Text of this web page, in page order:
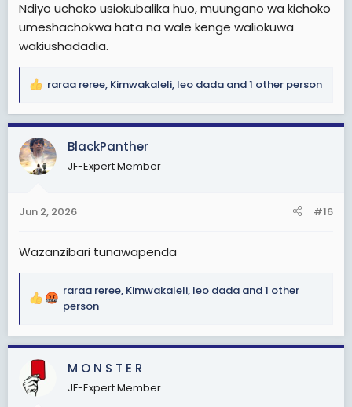
Ndiyo uchoko usiokubalika huo, muungano wa kichoko
umeshachokwa hata na wale kenge waliokuwa
wakiushadadia.
R
a
c
t
i
s
raraa reree, Kimwakaleli, leo dada and 1 other person
BlackPanther
JF-Expert Member
Jun 2, 2026 #16
Wazanzibari tunawapenda
R
a
c
t
i
o
raraa reree, Kimwakaleli, leo dada and 1 other
person
M O N S T E R
JF-Expert Member